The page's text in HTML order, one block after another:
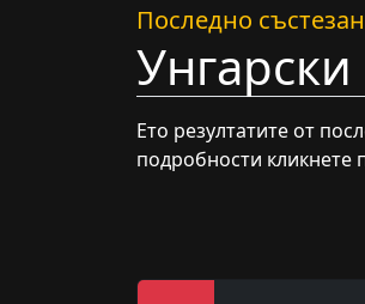
Последно
Ето резултатите от
подробности кликнете